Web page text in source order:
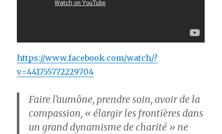
https://www.facebook.com/watch/?
v=441755772229704
Faire l’aumône, prendre soin, avoir de la
compassion, « élargir les frontières dans
un grand dynamisme de charité » ne